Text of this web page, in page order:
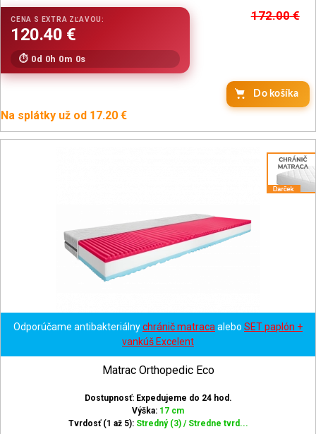
172.00€
0d 0h 0m 0s
Do košíka
Na splátky už od 17.20 €
Odporúčame antibakteriálnychránič matraca alebo SET paplón +
vankúš Excelent
Matrac Orthopedic Eco
Dostupnosť: Expedujeme do 24 hod.
Výška: 17 cm
Tvrdosť (1 až 5): Stredný (3) / Stredne tvrd...